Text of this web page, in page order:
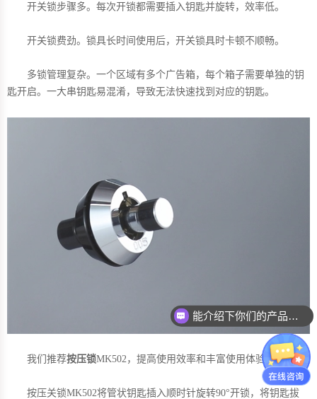
开关锁步骤多。每次开锁都需要插入钥匙并旋转，效率低。
开关锁费劲。锁具长时间使用后，开关锁具时卡顿不顺畅。
多锁管理复杂。一个区域有多个广告箱，每个箱子需要单独的钥
匙开启。一大串钥匙易混淆，导致无法快速找到对应的钥匙。
我们推荐按压锁MK502，提高使用效率和丰富使用体验。
按压关锁MK502将管状钥匙插入顺时针旋转90°开锁，将钥匙拔
能介绍下你们的产品么？